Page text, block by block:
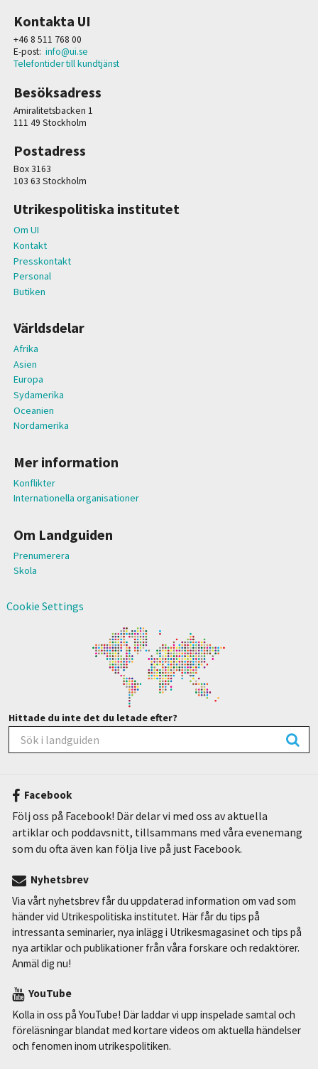
Kontakta UI
+46 8 511 768 00
E-post: info@ui.se
Telefontider till kundtjänst
Besöksadress
Amiralitetsbacken 1
111 49 Stockholm
Postadress
Box 3163
103 63 Stockholm
Utrikespolitiska institutet
Om UI
Kontakt
Presskontakt
Personal
Butiken
Världsdelar
Afrika
Asien
Europa
Sydamerika
Oceanien
Nordamerika
Mer information
Konflikter
Internationella organisationer
Om Landguiden
Prenumerera
Skola
Cookie Settings
Hittade du inte det du letade efter?
Facebook
Följ oss på Facebook! Där delar vi med oss av aktuella
artiklar och poddavsnitt, tillsammans med våra evenemang
som du ofta även kan följa live på just Facebook.
Nyhetsbrev
Via vårt nyhetsbrev får du uppdaterad information om vad som
händer vid Utrikespolitiska institutet. Här får du tips på
intressanta seminarier, nya inlägg i Utrikesmagasinet och tips på
nya artiklar och publikationer från våra forskare och redaktörer.
Anmäl dig nu!
YouTube
Kolla in oss på YouTube! Där laddar vi upp inspelade samtal och
föreläsningar blandat med kortare videos om aktuella händelser
och fenomen inom utrikespolitiken.